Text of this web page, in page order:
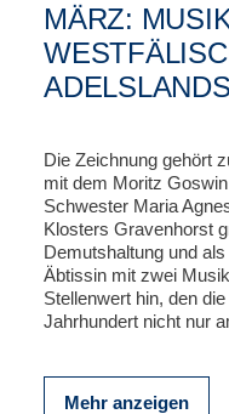
MÄRZ:
Die Zeichnung gehört
mit dem Moritz
Schwester Maria
Klosters Gravenhorst
Demutshaltung und
Äbtissin mit zwei
Stellenwert hin, den
Jahrhundert nicht nur
Mehr anzeigen